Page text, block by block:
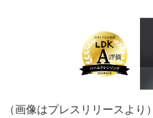
（画像はプレスリリースより）